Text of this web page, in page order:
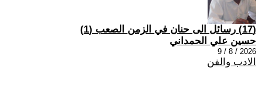
(17) رسائل الى حنان في الزمن الصعب (1)
حسين علي الحمداني
2026 / 8 / 9
الادب والفن